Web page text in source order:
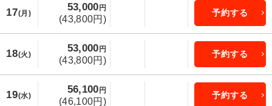
17(月)
53,000 円
(43,800円)
予約する
18(火)
53,000 円
(43,800円)
予約する
19(水)
56,100 円
(46,100円)
予約する